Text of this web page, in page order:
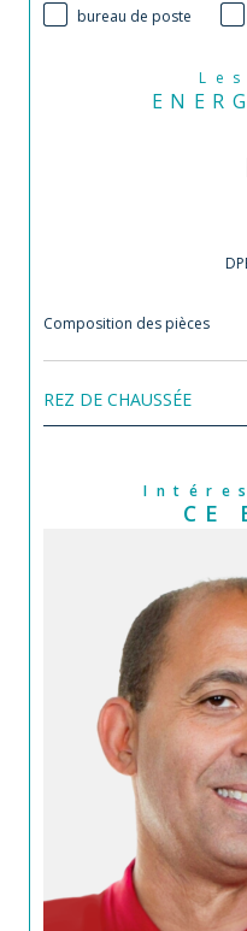
bureau de poste
Composition des pièces
REZ DE CHAUSSÉE
CE